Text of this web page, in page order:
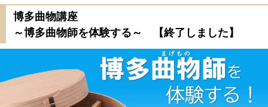
博多曲物講座
～博多曲物師を体験する～ 【終了しました】